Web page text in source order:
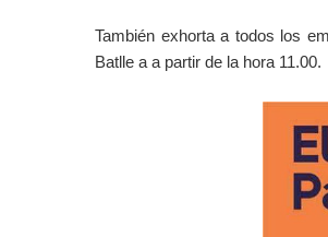
También exhorta a todos los
Batlle a a partir de la hora 11.00.